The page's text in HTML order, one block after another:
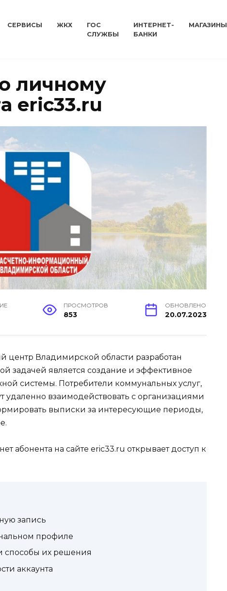
СЕРВИСЫ ЖКХ
ГОС
СЛУЖБЫ
ИНТЕРНЕТ-
БАНКИ
МАГАЗИНЫ
личному
eric33.ru
ПРОСМОТРОВ
853
ОБНОВЛЕНО
20.07.2023
Владимирской области разработан
задачей является создание и эффективное
системы. Потребители коммунальных услуг,
удаленно взаимодействовать с организациями
выписки за интересующие периоды,
абонента на сайте eric33.ru открывает доступ к
запись
профиле
способы их решения
аккаунта